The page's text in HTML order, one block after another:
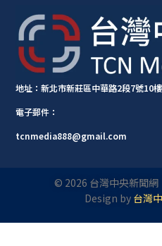
地址：新北市新莊區中華路2段7號10樓
電子郵件：
tcnmedia888@gmail.com
© 2026 台灣中央新聞
Design by 台灣